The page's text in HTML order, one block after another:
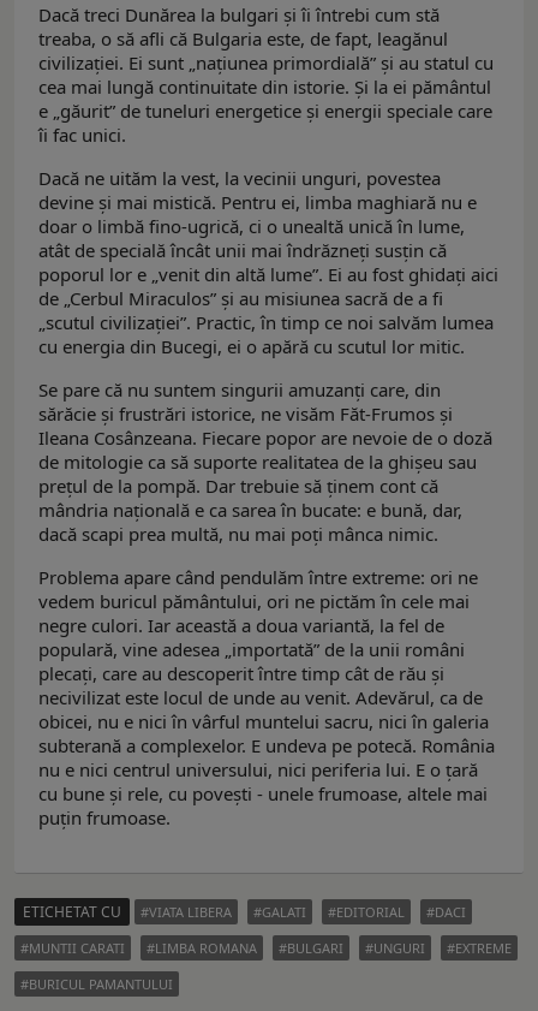
Dacă treci Dunărea la bulgari și îi întrebi cum stă
treaba, o să afli că Bulgaria este, de fapt, leagănul
civilizației. Ei sunt „națiunea primordială” și au statul cu
cea mai lungă continuitate din istorie. Și la ei pământul
e „găurit” de tuneluri energetice și energii speciale care
îi fac unici.
Dacă ne uităm la vest, la vecinii unguri, povestea
devine și mai mistică. Pentru ei, limba maghiară nu e
doar o limbă fino-ugrică, ci o unealtă unică în lume,
atât de specială încât unii mai îndrăzneți susțin că
poporul lor e „venit din altă lume”. Ei au fost ghidați aici
de „Cerbul Miraculos” și au misiunea sacră de a fi
„scutul civilizației”. Practic, în timp ce noi salvăm lumea
cu energia din Bucegi, ei o apără cu scutul lor mitic.
Se pare că nu suntem singurii amuzanți care, din
sărăcie și frustrări istorice, ne visăm Făt-Frumos și
Ileana Cosânzeana. Fiecare popor are nevoie de o doză
de mitologie ca să suporte realitatea de la ghișeu sau
prețul de la pompă. Dar trebuie să ținem cont că
mândria națională e ca sarea în bucate: e bună, dar,
dacă scapi prea multă, nu mai poți mânca nimic.
Problema apare când pendulăm între extreme: ori ne
vedem buricul pământului, ori ne pictăm în cele mai
negre culori. Iar această a doua variantă, la fel de
populară, vine adesea „importată” de la unii români
plecați, care au descoperit între timp cât de rău și
necivilizat este locul de unde au venit. Adevărul, ca de
obicei, nu e nici în vârful muntelui sacru, nici în galeria
subterană a complexelor. E undeva pe potecă. România
nu e nici centrul universului, nici periferia lui. E o țară
cu bune și rele, cu povești - unele frumoase, altele mai
puțin frumoase.
ETICHETAT CU VIATA LIBERA GALATI EDITORIAL
DACI
MUNTII CARATI
LIMBA ROMANA BULGARI UNGURI
EXTREME
BURICUL PAMANTULUI